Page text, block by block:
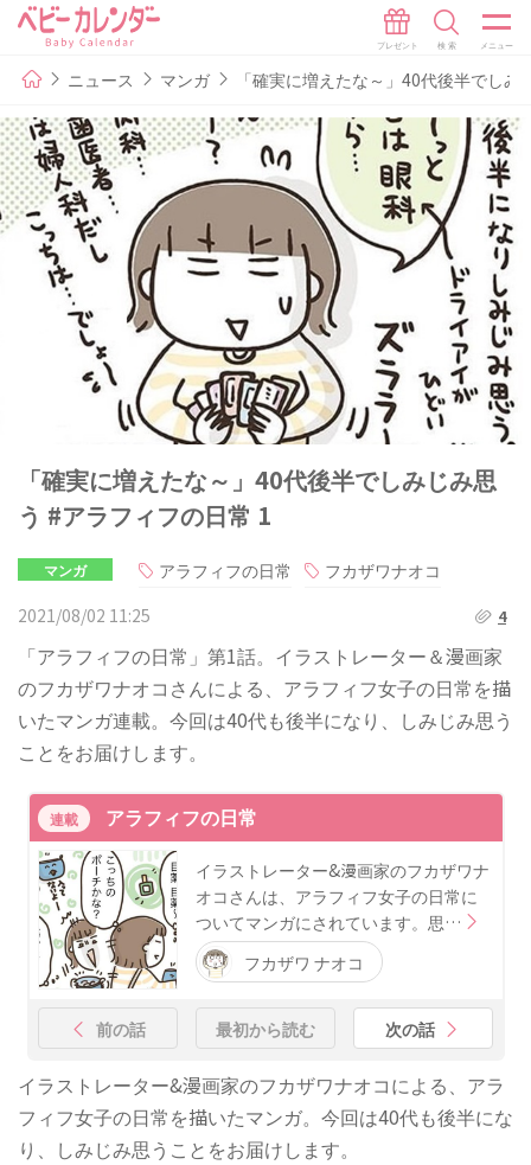
ニュース マンガ 「確実に増えたな～」40代後半でし
「確実に増えたな～」40代後半でしみじみ思
う #アラフィフの日常 1
マンガ アラフィフの日常
フカザワナオコ
2021/08/02 11:25
4
「アラフィフの日常」第1話。イラストレーター＆漫画家
のフカザワナオコさんによる、アラフィフ女子の日常を描
いたマンガ連載。今回は40代も後半になり、しみじみ思う
ことをお届けします。
連載 アラフィフの日常
イラストレーター&漫画家のフカザワナ
オコさんは、アラフィフ女子の日常に
ついてマンガにされています。思…
フカザワ ナオコ
前の話 最初から読む 次の話
イラストレーター&漫画家のフカザワナオコによる、アラ
フィフ女子の日常を描いたマンガ。今回は40代も後半にな
り、しみじみ思うことをお届けします。